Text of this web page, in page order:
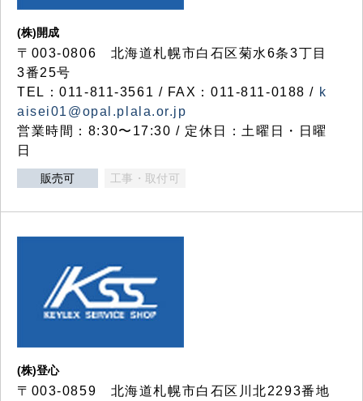
(株)開成
〒003-0806 北海道札幌市白石区菊水6条3丁目
3番25号
TEL：011-811-3561 / FAX：011-811-0188 / k
aisei01@opal.plala.or.jp
営業時間：8:30〜17:30 / 定休日：土曜日・日曜
日
販売可 工事・取付可
(株)登心
〒003-0859 北海道札幌市白石区川北2293番地